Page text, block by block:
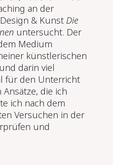
an der
& Kunst Die
untersucht. Der
Medium
künstlerischen
darin viel
für den Unterricht
die ich
ich nach dem
Versuchen in der
und